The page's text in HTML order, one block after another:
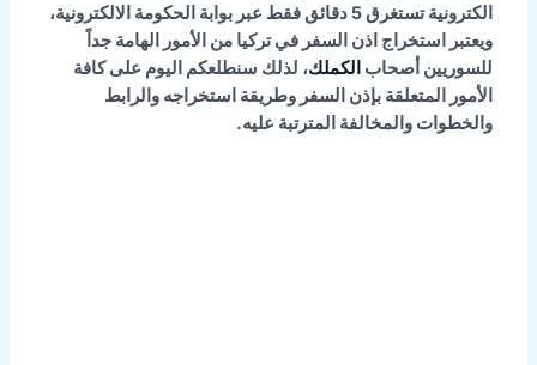
الكترونية تستغرق 5 دقائق فقط عبر بوابة الحكومة الالكترونية،
ويعتبر استخراج اذن السفر في تركيا من الأمور الهامة جداً
للسوريين أصحاب الكملك، لذلك سنطلعكم اليوم على كافة
الأمور المتعلقة بإذن السفر وطريقة استخراجه والرابط
والخطوات والمخالفة المترتبة عليه.